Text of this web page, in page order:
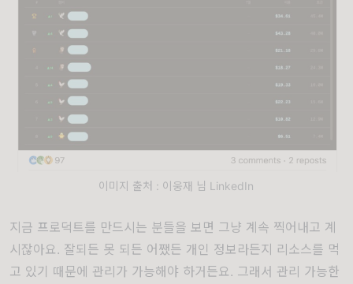
이미지 출처 : 이웅재 님 LinkedIn
지금 프로덕트를 만드시는 분들을 보면 그냥 계속 찍어내고 계
시잖아요. 잘되든 못 되든 어쨌든 개인 정보라든지 리소스를 먹
고 있기 때문에 관리가 가능해야 하거든요. 그래서 관리 가능한